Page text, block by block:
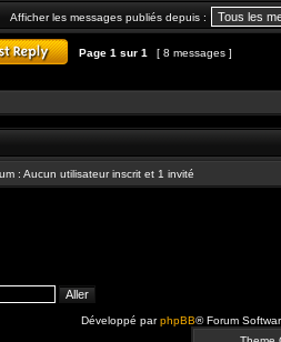
Afficher les messages publiés depuis :
Page 1 sur 1 [ 8 messages ]
: Aucun utilisateur inscrit et 1 invité
Développé parphpBB® Forum